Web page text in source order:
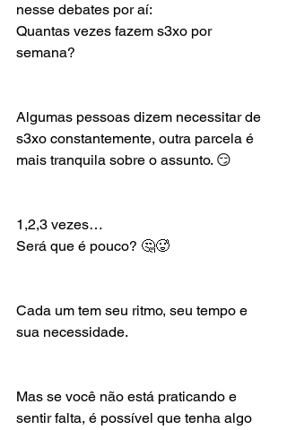
nesse debates por aí:
Quantas vezes fazem s3xo por
semana?
Algumas pessoas dizem necessitar de
s3xo constantemente, outra parcela é
mais tranquila sobre o assunto. 😏
1,2,3 vezes…
Será que é pouco? 🤔🥵
Cada um tem seu ritmo, seu tempo e
sua necessidade.
Mas se você não está praticando e
sentir falta, é possível que tenha algo